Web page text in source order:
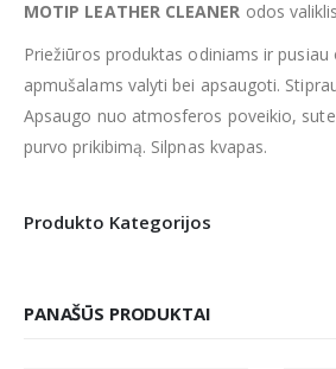
MOTIP LEATHER CLEANER odos valiklis
Priežiūros produktas odiniams ir pusiau
apmušalams valyti bei apsaugoti.
Apsaugo nuo atmosferos poveikio,
purvo prikibimą. Silpnas kvapas.
Produkto Kategorijos
PANAŠŪS PRODUKTAI